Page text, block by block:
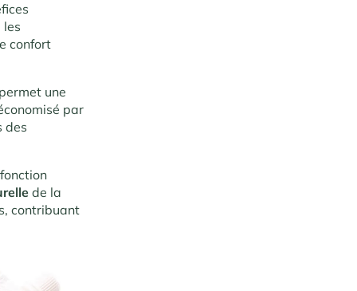
les
confort
une
par
des
de la
contribuant